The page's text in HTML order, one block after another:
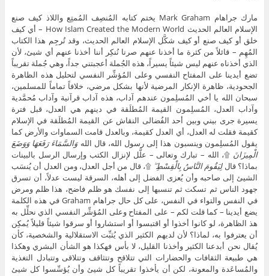
مارك جراهام Mark Graham يختم كتابه المُنصِف المُمتِع واللاذ كيف صنع
الإسلام العالم الحديث How Islam Created the Modern World – أي كيف
خلق أو كيف صنع أو كيف شكَّل الإسلام العالم الحديث، وقد تُرجِم هذا الكتاب
المُهِم – قائلاً من كثرة ما أخذنا عنهم صرنا نُنكِر أننا أخذنا عنهم أي شيئ، لأن
الذي أخذناه عنهم ليس شيئاً يسيراً، هذه الجُملة أعجبتني جداً، وهي جُملة تقريباً
تضع أيدينا على المفتاح النفسي وعلى المُؤشِّر النفسي لتحليل هذه الظاهرة
الجحودية، ظاهرة الإنكار المرضية لأنها بشكل مرضي، خلافاً تماماً للمسلمين،
سبحان الله يا أخي المُسلِمون عندهم آداب، هذه آداب قرآنية وآداب مُحمَّدية
وآداب العدل، المُسلِمون القيمة المُطلَقة في دينهم هي العدل، قبل فترة
يسيرة جرى بيني وبين أحد الفُضالى النقاش عن القيمة المُطلَقة في الإسلام
كقيمة فقلت له العدل، أي العدل كقيمة، وبالعدل قامت السماوات والأرض كما
يقول المُسلِمون وينسبون هذا إلى رسول الله، قال اللهوَالسَّمَاءَ رَفَعَهَا وَوَضَعَ
الْمِيزَانَ ۩، الله – تبارك وتعالى – علَّل لإنزال الكتب وإرسال الرسل بالبينات
بماذا؟ قاللِيَقُومَ النَّاسُ بِالْقِسْطِ ۖ۩، قال من أجل العدل، ومن العدل أن يُنسَب
الشيئ إلى صاحبه وأن يُعزى الفضل إلى أهله، السرقة ليست عدلاً، أن تسرق
جهود الناس ثم تسكت ثم تنسبها إلى نفسك هو ظلم فاضح، هذا ظلم ومرض
في النفس والتواء في النفس، على كل حال جراهام Graham في هذه الكلمة
يضع أيدينا – كما قلت لكم – على المفتاح وعلى المُؤشِّر النفسي الذي نحلِّل به
هذ الظاهرة، لو كانوا أخذوا أو اقتبسوا أو استشاروا أو سرقوا شيئاً قليلاً يُمكِن
أن يعترفوا به، لماذا؟ لأن لديهم الكثير الذي يُثبِّت الاستقلالية والشخصية، كأن
يُقال نحن أبدعنا الكثير وأخذنا القليل، لا بأس فهكذا هو الشأن البشري وهكذا
هي طبيعة الثقافات والحضارات التي تتلاقح وتتثاقف وتتلاقى وتتبادل التغذية
والمُساعَدة والمعونة، لكن أن يأخذوا تقريباً كل شيئ وأن يُؤسِّسوا كل شيئ